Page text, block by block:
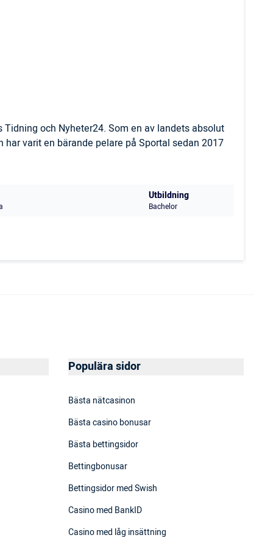
och Nyheter24. Som en av landets absolut
varit en bärande pelare på Sportal sedan 2017
Utbildning
Bachelor
Populära sidor
Bästa nätcasinon
Bästa casino bonusar
Bästa bettingsidor
Bettingbonusar
Bettingsidor med Swish
Casino med BankID
Casino med låg insättning